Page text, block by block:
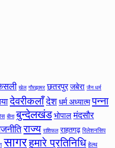
खेल गौरझामर छतरपुर जबेरा जैन धर्म
देवरीकलाँदेश धर्म अध्यात्म पन्ना
बीना बुन्देलखंड भोपाल मंदसौर
राज्य राशिफल राहतगढ़ रिलेशनसिप
सागरहमारे प्रतिनिधि हेल्थ